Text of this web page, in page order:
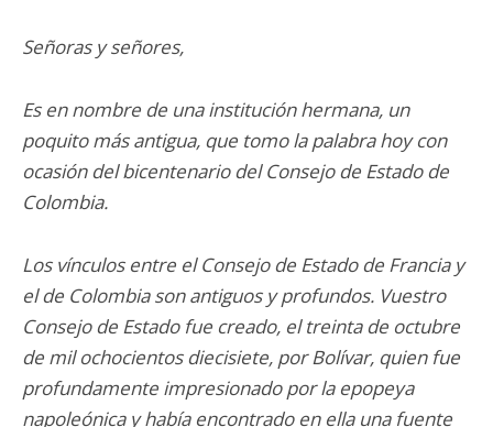
Señoras y señores,
Es en nombre de una institución hermana, un
poquito más antigua, que tomo la palabra hoy con
ocasión del bicentenario del Consejo de Estado de
Colombia.
Los vínculos entre el Consejo de Estado de Francia y
el de Colombia son antiguos y profundos. Vuestro
Consejo de Estado fue creado, el treinta de octubre
de mil ochocientos diecisiete, por Bolívar, quien fue
profundamente impresionado por la epopeya
napoleónica y había encontrado en ella una fuente